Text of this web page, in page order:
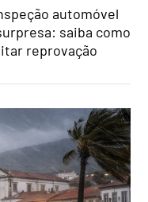
automóvel
saiba como
reprovação